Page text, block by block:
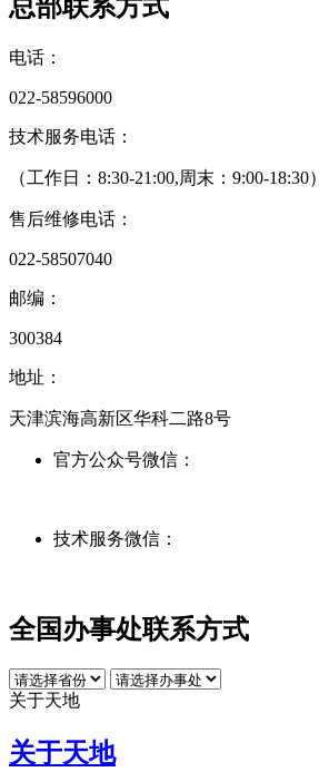
总部联系方式
电话：
022-58596000
技术服务电话：
（工作日：8:30-21:00,周末：9:00-18:30）
售后维修电话：
022-58507040
邮编：
300384
地址：
天津滨海高新区华科二路8号
官方公众号微信：
技术服务微信：
全国办事处联系方式
关于天地
关于天地